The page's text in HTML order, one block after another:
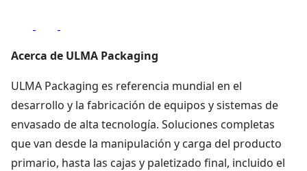
Acerca de ULMA Packaging
ULMA Packaging es referencia mundial en el
desarrollo y la fabricación de equipos y sistemas de
envasado de alta tecnología. Soluciones completas
que van desde la manipulación y carga del producto
primario, hasta las cajas y paletizado final, incluido el